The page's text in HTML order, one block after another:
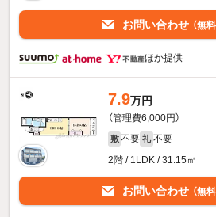
お問い合わせ （無料
ほか提供
7.9万円
（管理費6,000円）
敷 不要 礼 不要
2階 / 1LDK / 31.15㎡
お問い合わせ （無料